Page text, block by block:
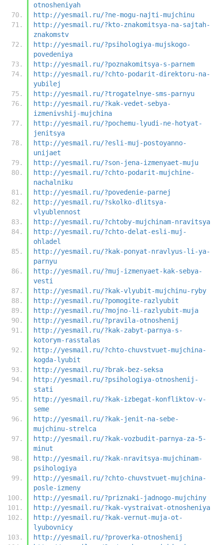
otnosheniyah
http://yesmail.ru/?ne-mogu-najti-mujchinu
http://yesmail.ru/?kto-znakomitsya-na-sajtah-
znakomstv
http://yesmail.ru/?psihologiya-mujskogo-
povedeniya
http://yesmail.ru/?poznakomitsya-s-parnem
http://yesmail.ru/?chto-podarit-direktoru-na-
yubilej
http://yesmail.ru/?trogatelnye-sms-parnyu
http://yesmail.ru/?kak-vedet-sebya-
izmenivshij-mujchina
http://yesmail.ru/?pochemu-lyudi-ne-hotyat-
jenitsya
http://yesmail.ru/?esli-muj-postoyanno-
unijaet
http://yesmail.ru/?son-jena-izmenyaet-muju
http://yesmail.ru/?chto-podarit-mujchine-
nachalniku
http://yesmail.ru/?povedenie-parnej
http://yesmail.ru/?skolko-dlitsya-
vlyublennost
http://yesmail.ru/?chtoby-mujchinam-nravitsya
http://yesmail.ru/?chto-delat-esli-muj-
ohladel
http://yesmail.ru/?kak-ponyat-nravlyus-li-ya-
parnyu
http://yesmail.ru/?muj-izmenyaet-kak-sebya-
vesti
http://yesmail.ru/?kak-vlyubit-mujchinu-ryby
http://yesmail.ru/?pomogite-razlyubit
http://yesmail.ru/?mojno-li-razlyubit-muja
http://yesmail.ru/?pravila-otnoshenij
http://yesmail.ru/?kak-zabyt-parnya-s-
kotorym-rasstalas
http://yesmail.ru/?chto-chuvstvuet-mujchina-
kogda-lyubit
http://yesmail.ru/?brak-bez-seksa
http://yesmail.ru/?psihologiya-otnoshenij-
stati
http://yesmail.ru/?kak-izbegat-konfliktov-v-
seme
http://yesmail.ru/?kak-jenit-na-sebe-
mujchinu-strelca
http://yesmail.ru/?kak-vozbudit-parnya-za-5-
minut
http://yesmail.ru/?kak-nravitsya-mujchinam-
psihologiya
http://yesmail.ru/?chto-chuvstvuet-mujchina-
posle-izmeny
http://yesmail.ru/?priznaki-jadnogo-mujchiny
http://yesmail.ru/?kak-vystraivat-otnosheniya
http://yesmail.ru/?kak-vernut-muja-ot-
lyubovnicy
http://yesmail.ru/?proverka-otnoshenij